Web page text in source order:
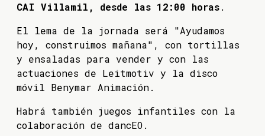
CAI Villamil, desde las 12:00 horas.
El lema de la jornada será "Ayudamos
hoy, construimos mañana", con tortillas
y ensaladas para vender y con las
actuaciones de Leitmotiv y la disco
móvil Benymar Animación.
Habrá también juegos infantiles con la
colaboración de dancEO.